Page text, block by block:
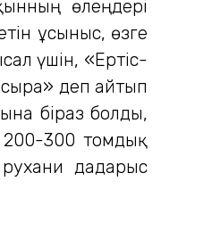
өлеңдері
ұсыныс, өзге
үшін, «Ертіс-
деп айтып
біраз болды,
200-300 томдық
дағдарыс